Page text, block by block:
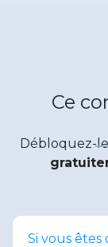
Ce
Débloquez-
Si vous êtes